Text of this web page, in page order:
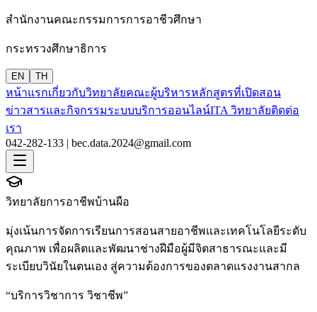
สำนักงานคณะกรรมการการอาชีวศึกษา
กระทรวงศึกษาธิการ
EN TH
หน้าแรกเกี่ยวกับวิทยาลัยคณะผู้บริหารหลักสูตรที่เปิดสอน
ข่าวสารและกิจกรรมระบบบริการออนไลน์ITA วิทยาลัยติดต่อ
เรา
042-282-133 | bec.data.2024@gmail.com
วิทยาลัยการอาชีพบ้านผือ
มุ่งเน้นการจัดการเรียนการสอนสายอาชีพและเทคโนโลยีระดับ
คุณภาพ เพื่อผลิตและพัฒนาช่างฝีมือผู้มีจิตสาธารณะและมี
ระเบียบวินัยในตนเอง สู่ความต้องการของตลาดแรงงานสากล
“บริการวิชาการ วิชาชีพ”